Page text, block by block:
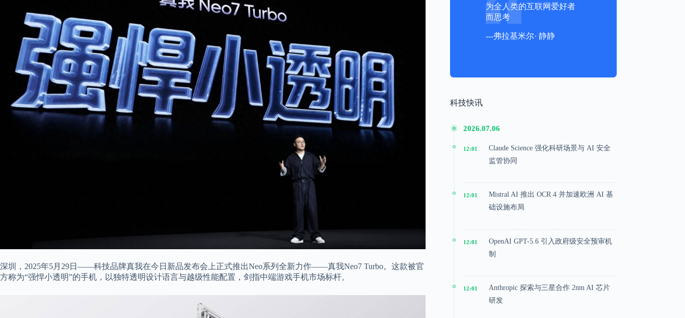
深圳，2025年5月29日——科技品牌真我在今日新品发布会上正式推出Neo系列全新力作——真我Neo7 Turbo。这款被官
方称为“强悍小透明”的手机，以独特透明设计语言与越级性能配置，剑指中端游戏手机市场标杆。
为全人类的互联网爱好者
而思考
---弗拉基米尔· 静静
科技快讯
2026.07.06
12:01
Claude Science 强化科研场景与 AI 安全
监管协同
12:01
Mistral AI 推出 OCR 4 并加速欧洲 AI 基
础设施布局
12:01
OpenAI GPT-5.6 引入政府级安全预审机
制
12:01
Anthropic 探索与三星合作 2nm AI 芯片
研发